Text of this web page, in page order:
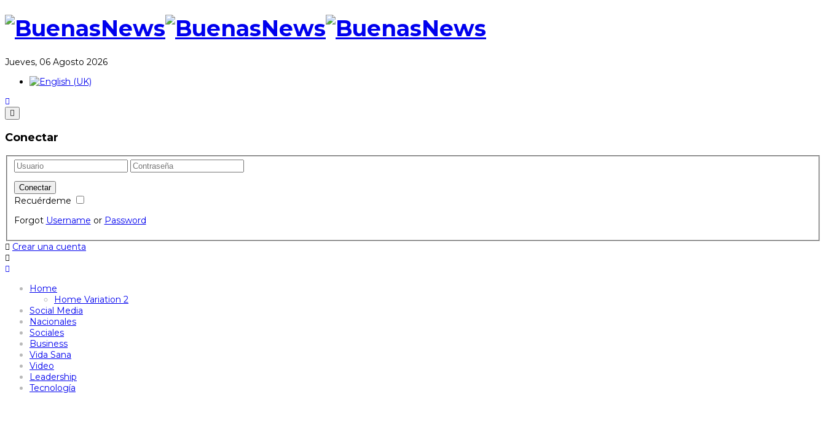
Jueves, 06 Agosto 2026
Conectar
Recuérdeme
Forgot Username or Password
Crear una cuenta
Home
Home Variation 2
Social Media
Nacionales
Sociales
Business
Vida Sana
Video
Leadership
Tecnología